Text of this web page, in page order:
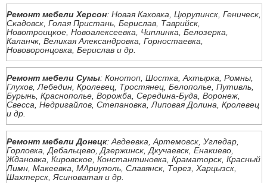
Ремонт мебели Херсон: Новая Каховка, Цюрупинск, Геническ,
Скадовск, Голая Пристань, Берислав, Таврийск,
Новотроицкое, Новоалексеевка, Чиплинка, Белозерка,
Каланчк, Великая Александровка, Горностаевка,
Нововоронцовка, Берислав и др.
Ремонт мебели Сумы: Конотоп, Шостка, Ахтырка, Ромны,
Глухов, Лебедин, Кролевец, Тростянец, Белополье, Путивль,
Бурынь, Краснополье, Ворожба, Середина-Буда, Воронеж,
Свесса, Недригайлов, Степановка, Липовая Долина, Кролевец
и др.
Ремонт мебели Донецк: Авдеевка, Артемовск, Угледар,
Горловка, Дебальцево, Дзержинск, Дкучаевск, Енакиево,
Ждановка, Кировское, Константиновка, Краматорск, Красный
Лимн, Макеевка, МАриуполь, Славянск, Торез, Харцызск,
Шахтерск, Ясиноватая и др.